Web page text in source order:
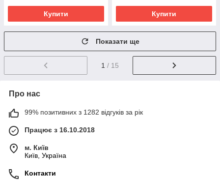
Купити Купити
Показати ще
1 / 15
Про нас
99% позитивних з 1282 відгуків за рік
Працює з 16.10.2018
м. Київ
Київ, Україна
Контакти